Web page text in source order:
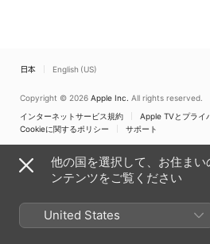
日本 English (US)
Copyright © 2026 Apple Inc. All rights reserved.
インターネットサービス規約
Apple TVとプライ
Cookieに関するポリシー
サポート
他の国を選択して、お住まい
ンテンツをご覧ください
United States